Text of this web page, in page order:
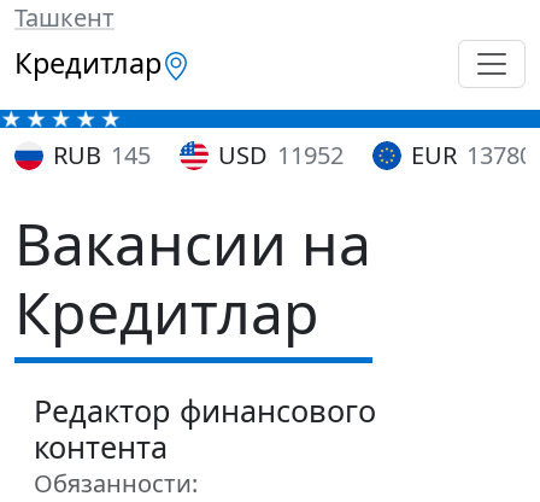
Ташкент
Кредитлар
RUB 145 USD 11952 EUR 13780
Вакансии на
Кредитлар
Редактор финансового
контента
Обязанности: